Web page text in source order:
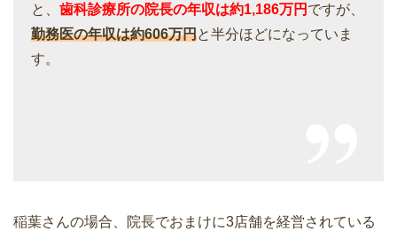
と、 歯科診療所の院長の年収は約1,186万円 ですが、
勤務医の年収は約606万円と半分ほどになっていま
す。
稲葉さんの場合、院長でおまけに3店舗を経営されている